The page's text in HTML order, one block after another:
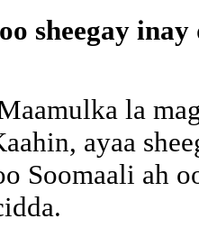
sheegay
la
ayaa
Soomaali ah